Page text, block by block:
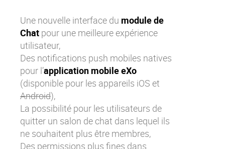
Une nouvelle interface du module de
Chat pour une meilleure expérience
utilisateur,
Des notifications push mobiles natives
pour l’application mobile eXo
(disponible pour les appareils iOS et
Android),
La possibilité pour les utilisateurs de
quitter un salon de chat dans lequel ils
ne souhaitent plus être membres,
Des permissions plus fines dans